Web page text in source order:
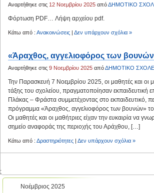
Αναρτήθηκε στις 12 Νοεμβρίου 2025 απόΔΗΜΟΤΙΚΟ
Φόρτωση PDF… Λήψη αρχείου pdf.
Κάτω από : Ανακοινώσεις | Δεν υπάρχουν σχόλια »
«Άραχθος, αγγελιοφόρος των
Αναρτήθηκε στις 9 Νοεμβρίου 2025 απόΔΗΜΟΤΙΚΟ
Την Παρασκευή 7 Νοεμβρίου 2025, οι μαθητές και οι
τάξης του σχολείου, πραγματοποίησαν εκπαιδευτική
Πλάκας – Φράστα συμμετέχοντας στο εκπαιδευτικό,
πρόγραμμα «Άραχθος, αγγελιοφόρος των βουνών»
Οι μαθητές και οι μαθήτριες είχαν την ευκαιρία να
σημείο αναφοράς της περιοχής του Αράχθου, […]
Κάτω από : Δραστηριότητες | Δεν υπάρχουν σχόλια »
;
Νοέμβριος 2025